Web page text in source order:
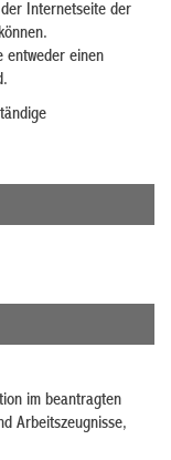
Internetseite der
entweder einen
im beantragten
Arbeitszeugnisse,